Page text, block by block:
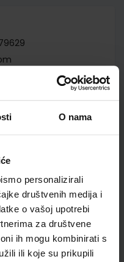
O nama
personalizirali
društvenih medija i
o vašoj upotrebi
za društvene
ih mogu kombinirati s
ili koje su prikupili
Knežević-Hesky
I GOSPODARS